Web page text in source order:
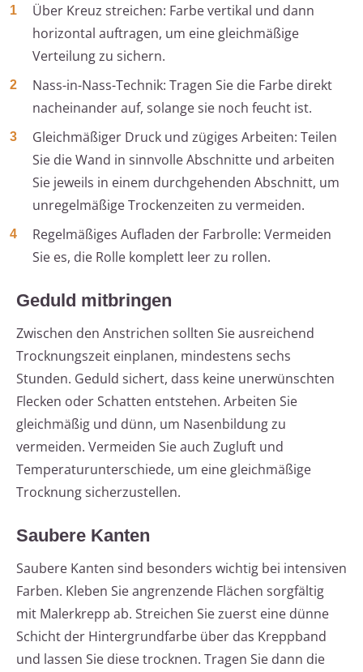
Über Kreuz streichen: Farbe vertikal und dann
horizontal auftragen, um eine gleichmäßige
Verteilung zu sichern.
Nass-in-Nass-Technik: Tragen Sie die Farbe direkt
nacheinander auf, solange sie noch feucht ist.
Gleichmäßiger Druck und zügiges Arbeiten: Teilen
Sie die Wand in sinnvolle Abschnitte und arbeiten
Sie jeweils in einem durchgehenden Abschnitt, um
unregelmäßige Trockenzeiten zu vermeiden.
Regelmäßiges Aufladen der Farbrolle: Vermeiden
Sie es, die Rolle komplett leer zu rollen.
Geduld mitbringen
Zwischen den Anstrichen sollten Sie ausreichend
Trocknungszeit einplanen, mindestens sechs
Stunden. Geduld sichert, dass keine unerwünschten
Flecken oder Schatten entstehen. Arbeiten Sie
gleichmäßig und dünn, um Nasenbildung zu
vermeiden. Vermeiden Sie auch Zugluft und
Temperaturunterschiede, um eine gleichmäßige
Trocknung sicherzustellen.
Saubere Kanten
Saubere Kanten sind besonders wichtig bei intensiven
Farben. Kleben Sie angrenzende Flächen sorgfältig
mit Malerkrepp ab. Streichen Sie zuerst eine dünne
Schicht der Hintergrundfarbe über das Kreppband
und lassen Sie diese trocknen. Tragen Sie dann die